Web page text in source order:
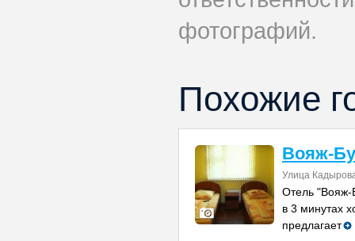
фотографий.
Похожие
Вояж-
Улица
Отель "Вояж-
в 3 минутах
предлагает